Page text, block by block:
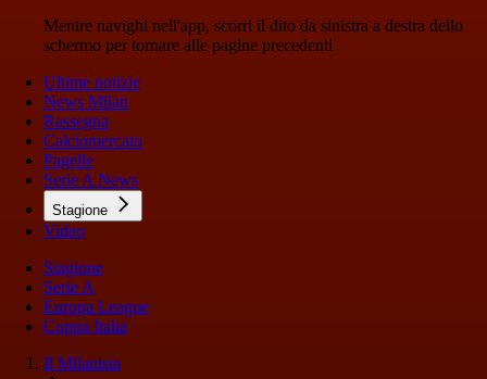
Mentre navighi nell'app, scorri il dito da sinistra a destra dello
schermo per tornare alle pagine precedenti
Ultime notizie
News Milan
Rassegna
Calciomercato
Pagelle
Serie A News
Stagione
Video
Stagione
Serie A
Europa League
Coppa Italia
Il Milanista